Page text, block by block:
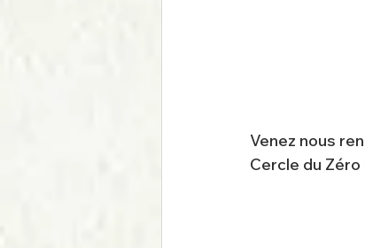
Venez nous
Cercle du Zéro